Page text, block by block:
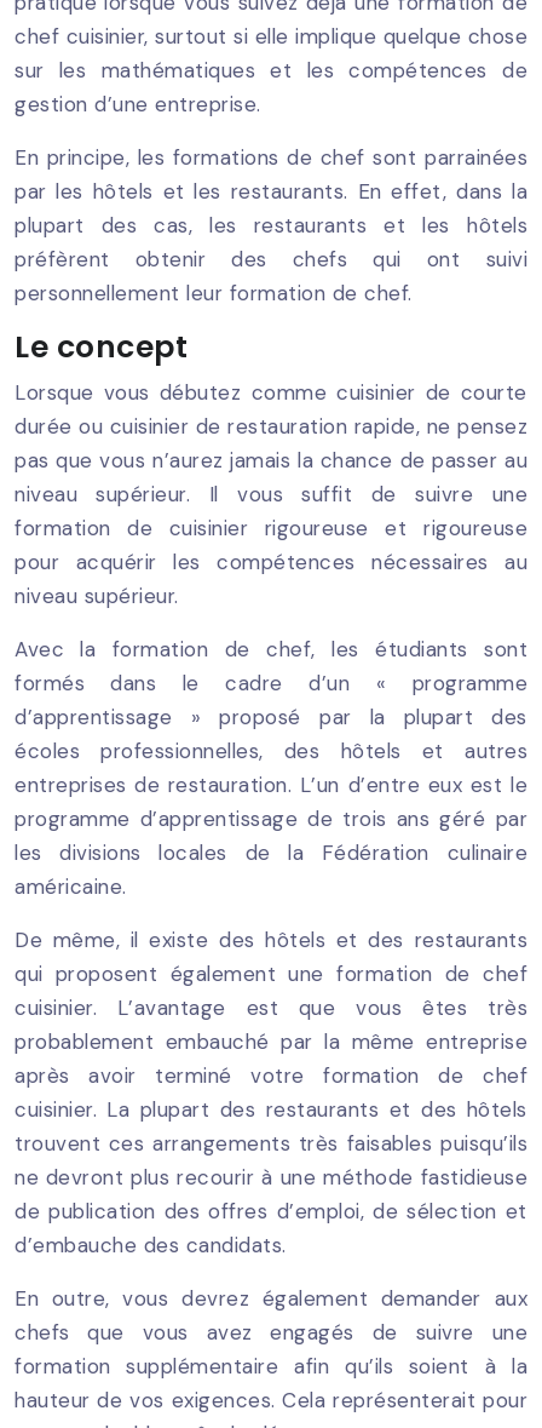
chef cuisinier, surtout si elle implique quelque chose
sur les mathématiques et les compétences de
gestion d’une entreprise.
En principe, les formations de chef sont parrainées
par les hôtels et les restaurants. En effet, dans la
plupart des cas, les restaurants et les hôtels
préfèrent obtenir des chefs qui ont suivi
personnellement leur formation de chef.
Le concept
Lorsque vous débutez comme cuisinier de courte
durée ou cuisinier de restauration rapide, ne pensez
pas que vous n’aurez jamais la chance de passer au
niveau supérieur. Il vous suffit de suivre une
formation de cuisinier rigoureuse et rigoureuse
pour acquérir les compétences nécessaires au
niveau supérieur.
Avec la formation de chef, les étudiants sont
formés dans le cadre d’un « programme
d’apprentissage » proposé par la plupart des
écoles professionnelles, des hôtels et autres
entreprises de restauration. L’un d’entre eux est le
programme d’apprentissage de trois ans géré par
les divisions locales de la Fédération culinaire
américaine.
De même, il existe des hôtels et des restaurants
qui proposent également une formation de chef
cuisinier. L’avantage est que vous êtes très
probablement embauché par la même entreprise
après avoir terminé votre formation de chef
cuisinier. La plupart des restaurants et des hôtels
trouvent ces arrangements très faisables puisqu’ils
ne devront plus recourir à une méthode fastidieuse
de publication des offres d’emploi, de sélection et
d’embauche des candidats.
En outre, vous devrez également demander aux
chefs que vous avez engagés de suivre une
formation supplémentaire afin qu’ils soient à la
hauteur de vos exigences. Cela représenterait pour